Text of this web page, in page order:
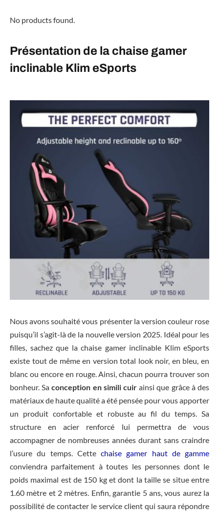
No products found.
Présentation de la chaise gamer
inclinable Klim eSports
Nous avons souhaité vous présenter la version couleur rose
puisqu’il s’agit-là de la nouvelle version 2025. Idéal pour les
filles, sachez que la chaise gamer inclinable Klim eSports
existe tout de même en version total look noir, en bleu, en
blanc ou encore en rouge. Ainsi, chacun pourra trouver son
bonheur. Saconception en simili cuir ainsi que grâce à des
matériaux de haute qualité a été pensée pour vous apporter
un produit confortable et robuste au fil du temps. Sa
structure en acier renforcé lui permettra de vous
accompagner de nombreuses années durant sans craindre
l’usure du temps. Cette chaise gamer haut de gamme
conviendra parfaitement à toutes les personnes dont le
poids maximal est de 150 kg et dont la taille se situe entre
1.60 mètre et 2 mètres. Enfin, garantie 5 ans, vous aurez la
possibilité de contacter le service client qui saura répondre